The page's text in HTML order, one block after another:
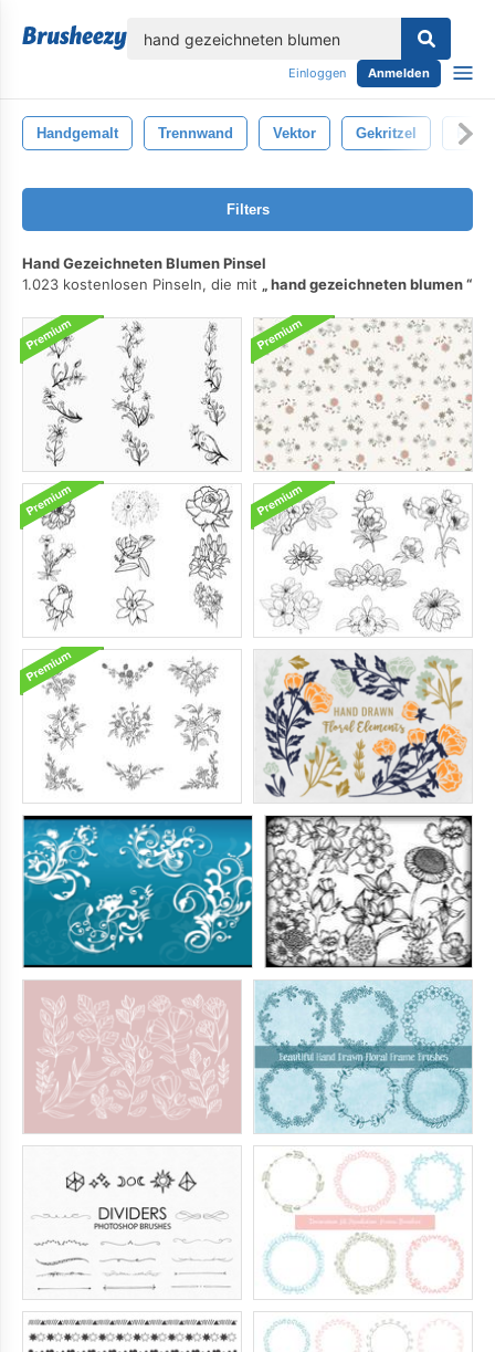
Einloggen Anmelden
Handgemalt Trennwand Vektor Gekritzel
Filters
Hand Gezeichneten Blumen Pinsel
1.023 kostenlosen Pinseln, die mit
hand gezeichneten blumen